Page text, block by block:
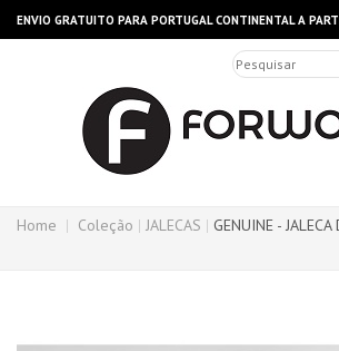
ENVIO GRATUITO PARA PORTUGAL CONTINENTAL A
Home Coleção JALECAS
GENUINE -